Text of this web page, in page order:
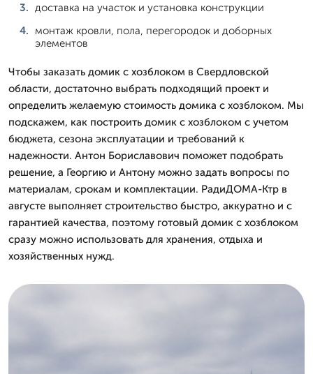
доставка на участок и установка конструкции
монтаж кровли, пола, перегородок и доборных
элементов
Чтобы заказать домик с хозблоком в Свердловской
области, достаточно выбрать подходящий проект и
определить желаемую стоимость домика с хозблоком. Мы
подскажем, как построить домик с хозблоком с учетом
бюджета, сезона эксплуатации и требований к
надежности. Антон Бориславович поможет подобрать
решение, а Георгию и Антону можно задать вопросы по
материалам, срокам и комплектации. РадиДОМА-Ктр в
августе выполняет строительство быстро, аккуратно и с
гарантией качества, поэтому готовый домик с хозблоком
сразу можно использовать для хранения, отдыха и
хозяйственных нужд.